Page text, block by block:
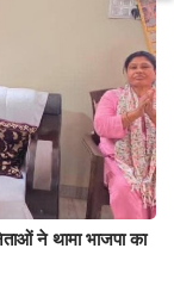
ने थामा भाजपा का